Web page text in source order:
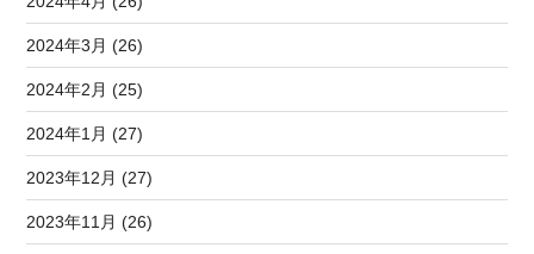
2024年3月 (26)
2024年2月 (25)
2024年1月 (27)
2023年12月 (27)
2023年11月 (26)